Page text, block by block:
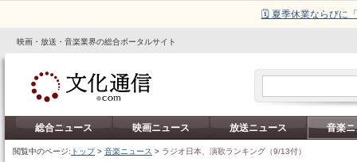
🗓️ 夏季休業ならびに
映画・放送・音楽業界の総合ポータルサイト
総合ニュース 映画ニュース 放送ニュース 音楽
閲覧中のページ: トップ> 音楽ニュース > ラジオ日本、演歌ランキング（9/13付）